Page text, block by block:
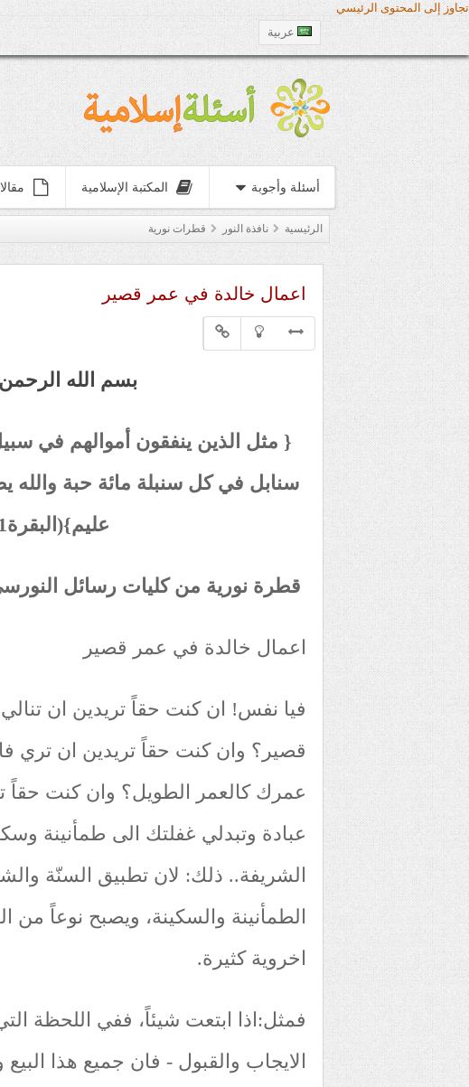
تجاوز إلى المحتوى الرئيسي
عربية
أسئلة وأجوبة المكتبة الإسلامية
الرئيسية نافذة النور قطرات نورية
اعمال خالدة في عمر قصير
بسم الله
{ مثل الذين ينفقون أموالهم في
سنابل في كل سنبلة مائة حبة والله
عليم}(البقرة261 )
قطرة نورية من كليات رسائل
اعمال خالدة في عمر قصير
فيا نفس! ان كنت حقاً تريدين ان
قصير؟ وان كنت حقاً تريدين ان تري
عمرك كالعمر الطويل؟ وان كنت حقاً
عبادة وتبدلي غفلتك الى طمأنينة
الشريفة.. ذلك: لان تطبيق السنّة
الطمأنينة والسكينة، ويصبح نوعاً من
اخروية كثيرة.
فمثل:اذا ابتعت شيئاً، ففي اللحظة
الايجاب والقبول - فان جميع هذا